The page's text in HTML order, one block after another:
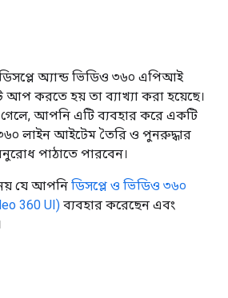
অ্যান্ড ভিডিও ৩৬০ এপিআই
আপ করতে হয় তা ব্যাখ্যা করা হয়েছে।
আপনি এটি ব্যবহার করে একটি
লাইন আইটেম তৈরি ও পুনরুদ্ধার
পাঠাতে পারবেন।
যে আপনি ডিসপ্লে ও ভিডিও ৩৬০
360 UI) ব্যবহার করেছেন এবং